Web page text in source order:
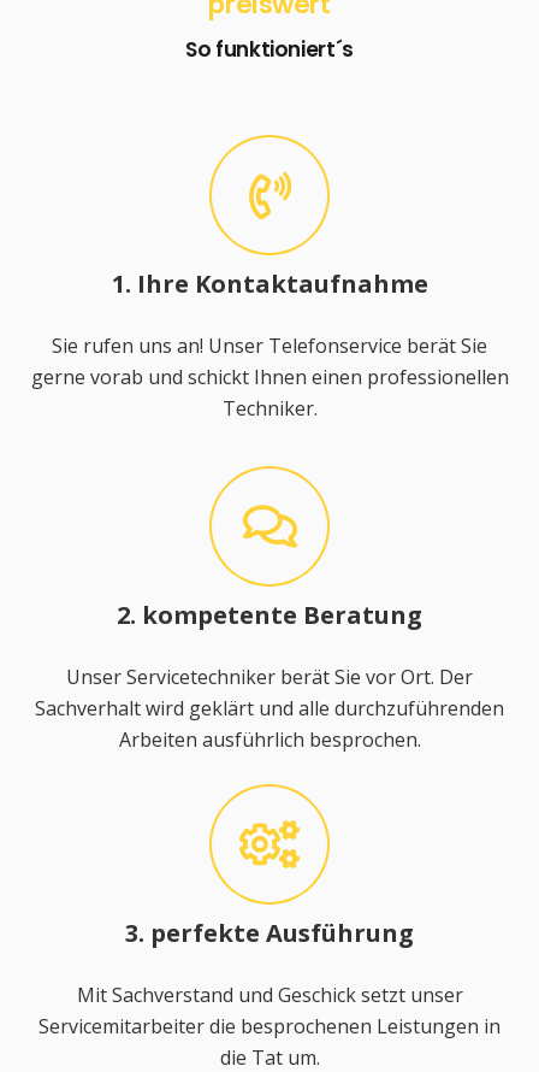
So funktioniert´s
1. Ihre Kontaktaufnahme
Sie rufen uns an! Unser Telefonservice berät Sie
gerne vorab und schickt Ihnen einen professionellen
Techniker.
2. kompetente Beratung
Unser Servicetechniker berät Sie vor Ort. Der
Sachverhalt wird geklärt und alle durchzuführenden
Arbeiten ausführlich besprochen.
3. perfekte Ausführung
Mit Sachverstand und Geschick setzt unser
Servicemitarbeiter die besprochenen Leistungen in
die Tat um.